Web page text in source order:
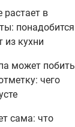
в
понадобится
из кухни
может побить
чего
сама: что